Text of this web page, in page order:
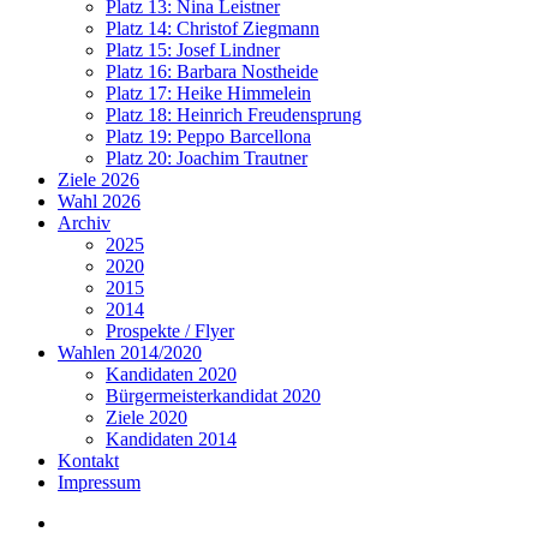
Platz 13: Nina Leistner
Platz 14: Christof Ziegmann
Platz 15: Josef Lindner
Platz 16: Barbara Nostheide
Platz 17: Heike Himmelein
Platz 18: Heinrich Freudensprung
Platz 19: Peppo Barcellona
Platz 20: Joachim Trautner
Ziele 2026
Wahl 2026
Archiv
2025
2020
2015
2014
Prospekte / Flyer
Wahlen 2014/2020
Kandidaten 2020
Bürgermeisterkandidat 2020
Ziele 2020
Kandidaten 2014
Kontakt
Impressum